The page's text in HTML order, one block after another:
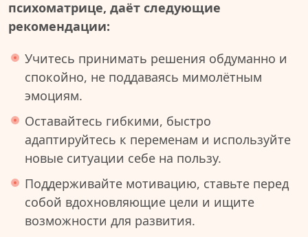
психоматрице, даёт следующие
рекомендации:
Учитесь принимать решения обдуманно и
спокойно, не поддаваясь мимолётным
эмоциям.
Оставайтесь гибкими, быстро
адаптируйтесь к переменам и используйте
новые ситуации себе на пользу.
Поддерживайте мотивацию, ставьте перед
собой вдохновляющие цели и ищите
возможности для развития.